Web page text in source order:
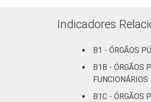
Indicadores
B1 - ÓRGÃOS
B1B - ÓRGÃOS
FUNCIONÁRIOS
B1C - ÓRGÃOS